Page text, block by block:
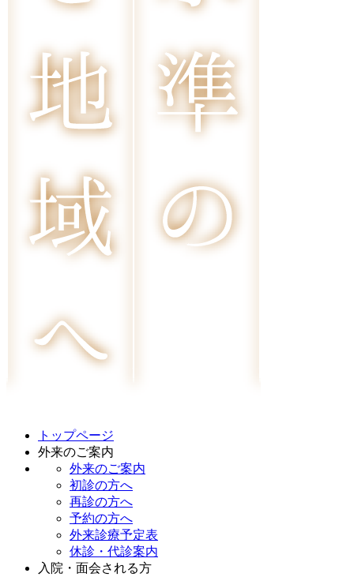
トップページ
外来のご案内
外来のご案内
初診の方へ
再診の方へ
予約の方へ
外来診療予定表
休診・代診案内
入院・面会される方